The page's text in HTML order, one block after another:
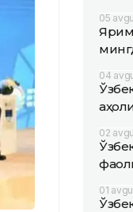
05
Ярим
04
02
01